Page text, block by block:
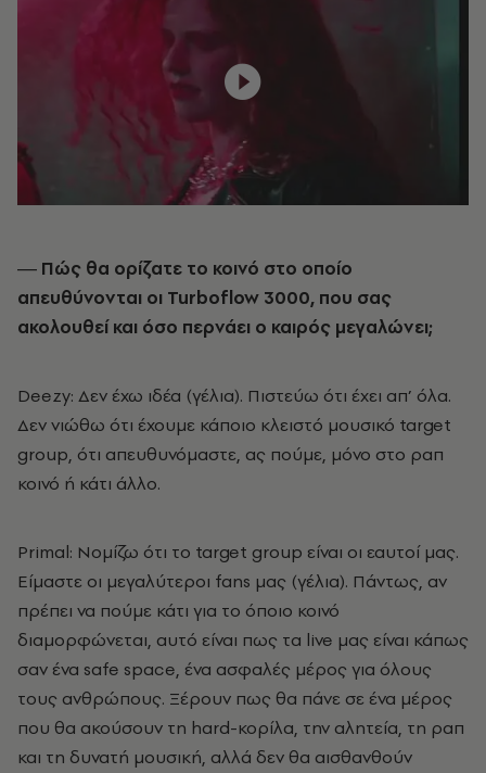
― Πώς θα ορίζατε το κοινό στο οποίο
απευθύνονται οι Turboflow 3000, που σας
ακολουθεί και όσο περνάει ο καιρός μεγαλώνει;
Deezy: Δεν έχω ιδέα (γέλια). Πιστεύω ότι έχει απ’ όλα.
Δεν νιώθω ότι έχουμε κάποιο κλειστό μουσικό target
group, ότι απευθυνόμαστε, ας πούμε, μόνο στο ραπ
κοινό ή κάτι άλλο.
Primal: Νομίζω ότι το target group είναι οι εαυτοί μας.
Είμαστε οι μεγαλύτεροι fans μας (γέλια). Πάντως, αν
πρέπει να πούμε κάτι για το όποιο κοινό
διαμορφώνεται, αυτό είναι πως τα live μας είναι κάπως
σαν ένα safe space, ένα ασφαλές μέρος για όλους
τους ανθρώπους. Ξέρουν πως θα πάνε σε ένα μέρος
που θα ακούσουν τη hard-κορίλα, την αλητεία, τη ραπ
και τη δυνατή μουσική, αλλά δεν θα αισθανθούν